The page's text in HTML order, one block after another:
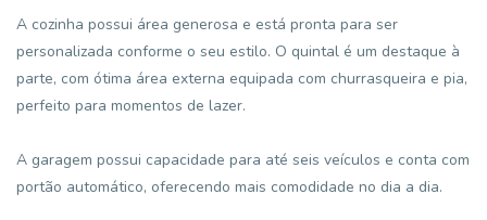
A cozinha possui área generosa e está pronta para ser
personalizada conforme o seu estilo. O quintal é um destaque à
parte, com ótima área externa equipada com churrasqueira e pia,
perfeito para momentos de lazer.
A garagem possui capacidade para até seis veículos e conta com
portão automático, oferecendo mais comodidade no dia a dia.